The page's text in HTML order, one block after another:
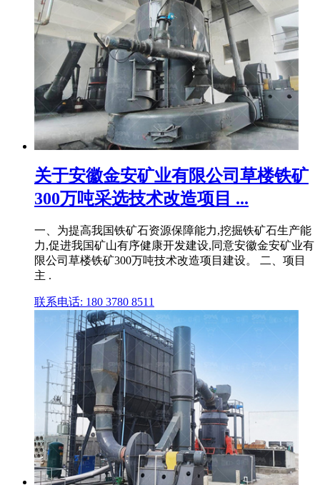
关于安徽金安矿业有限公司草楼铁矿
300万吨采选技术改造项目 ...
一、为提高我国铁矿石资源保障能力,挖掘铁矿石生产能
力,促进我国矿山有序健康开发建设,同意安徽金安矿业有
限公司草楼铁矿300万吨技术改造项目建设。 二、项目
主 .
联系电话: 180 3780 8511